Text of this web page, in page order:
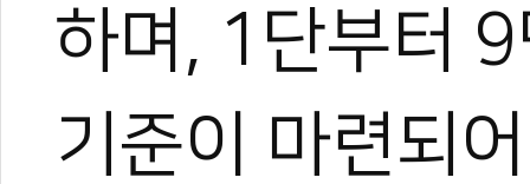
하며, 1단부터
기준이 마련되
#국기원 #호신술 #자격증 #윤웅석 #곽택용 #지도자자격증